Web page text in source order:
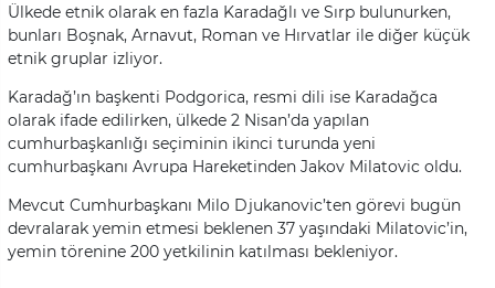
Ülkede etnik olarak en fazla Karadağlı ve Sırp bulunurken,
bunları Boşnak, Arnavut, Roman ve Hırvatlar ile diğer küçük
etnik gruplar izliyor.
Karadağ’ın başkenti Podgorica, resmi dili ise Karadağca
olarak ifade edilirken, ülkede 2 Nisan’da yapılan
cumhurbaşkanlığı seçiminin ikinci turunda yeni
cumhurbaşkanı Avrupa Hareketinden Jakov Milatovic oldu.
Mevcut Cumhurbaşkanı Milo Djukanovic’ten görevi bugün
devralarak yemin etmesi beklenen 37 yaşındaki Milatovic’in,
yemin törenine 200 yetkilinin katılması bekleniyor.